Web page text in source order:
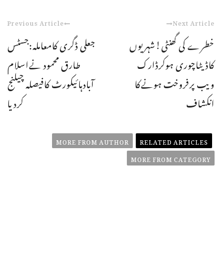
Previous Article
جعلی ڈگری کامعاملہ:جسٹس
طارق محمود نےاسلام
آبادہائیکورٹ کافیصلہ چیلنج
کردیا
Next Article
خطرے کی گھنٹی!شہریوں
کاڈیٹاچوری ہوکرڈارک
ویب پرفروخت ہونےکا
انکشاف
RELATED ARTICLES
MORE FROM AUTHOR
MORE FROM CATEGORY